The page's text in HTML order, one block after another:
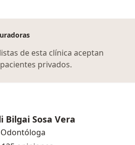
de esta clínica aceptan
privados.
Bilgai Sosa Vera